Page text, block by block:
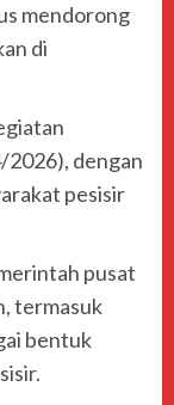
mendorong
di
2026), dengan
pesisir
pusat
termasuk
bentuk